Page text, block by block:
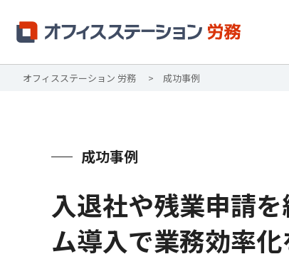
オフィスステーション 労務 成功事例
成功事例
入退社や残業申請
ム導入で業務効率